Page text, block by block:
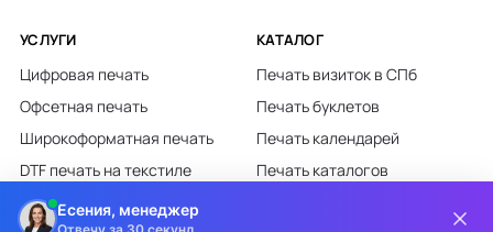
УСЛУГИ
Цифровая печать
Офсетная печать
Широкоформатная печать
DTF печать на текстиле
Лазерная гравировка
КАТАЛОГ
Печать визиток в СПб
Печать буклетов
Печать календарей
Печать каталогов
Есения, менеджер